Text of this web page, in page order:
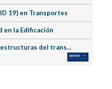
19) en Transportes
en la Edificación
del trans...